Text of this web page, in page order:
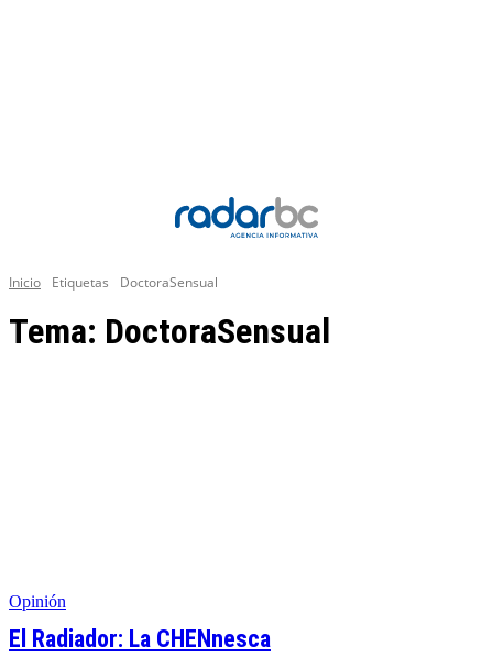
Inicio Etiquetas DoctoraSensual
Tema: DoctoraSensual
Opinión
El Radiador: La CHENnesca